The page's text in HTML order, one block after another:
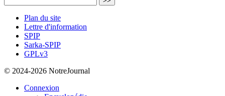
Plan du site
Lettre d'information
SPIP
Sarka-SPIP
GPLv3
© 2024-2026 NotreJournal
Connexion